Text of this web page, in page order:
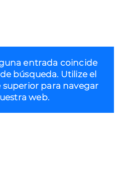
entrada coincide
búsqueda. Utilize el
para navegar
web.